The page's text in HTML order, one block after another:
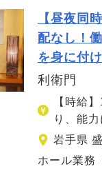
【昼夜同
配なし！
を身に付
利衛門
【時給
り、能
岩手県
ホール業務